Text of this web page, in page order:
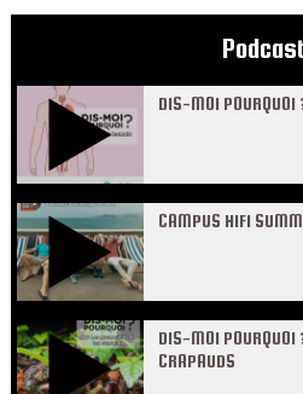
DIS-MOI POURQUOI
CAMPUS HIFI
DIS-MOI POURQUOI
CRAPAUDS